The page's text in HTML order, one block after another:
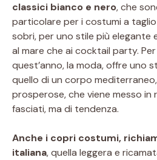
classici bianco e nero, che
particolare per i costumi a
sobri, per uno stile più elegante
al mare che ai cocktail party.
quest’anno, la moda, offre uno
quello di un corpo
prosperose, che viene messo in
fasciati, ma di tendenza.
Anche i copri costumi,
italiana, quella leggera e